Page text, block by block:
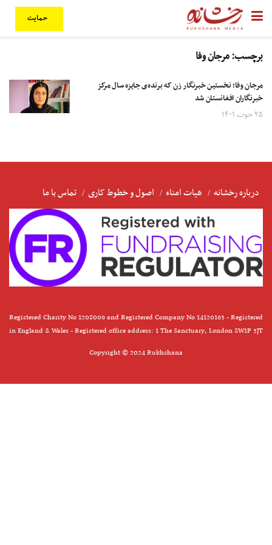
حمایت
برچسب:مرجان وفا
مرجان وفا؛ نخستین خبرنگار زن که برنده‌ی جایزه سال مرکز
خبرنگاران افغانستان شد
۲۵ حوت ۱۴۰۱
درباره رخشانه هیات امناء اصول و خطوط کاری تماس با ما
Registered Charity No 1208006 and Registered Company No 14120163 - Registered
in England & Wales - Registered office address: 1 The Sanctuary, London SW1P 3JT
Copyright © 2024 Rukhshana